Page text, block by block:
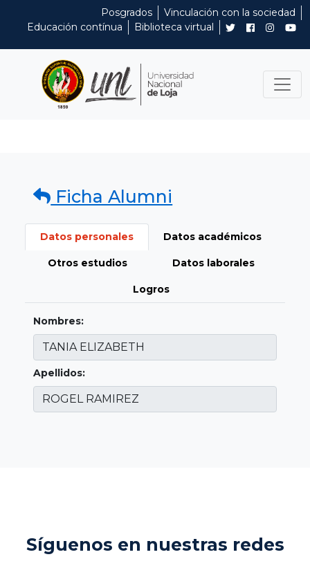
Posgrados
Vinculación con la sociedad
Educación contínua
Biblioteca virtual
Ficha Alumni
Datos personales Datos académicos
Otros estudios Datos laborales
Logros
Nombres:
Apellidos:
Síguenos en nuestras redes